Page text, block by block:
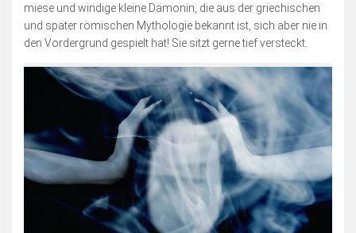
Blogserie: Spaß mit Wappen
Sonstiges
Blogserie: Nordsee 2016
Blogserie: Rømø 2018
Impressum
Bildnachweise
Datenschutzerklärung
miese und windige kleine Dämonin, die aus der griechischen
und später römischen Mythologie bekannt ist, sich aber nie in
den Vordergrund gespielt hat! Sie sitzt gerne tief versteckt.